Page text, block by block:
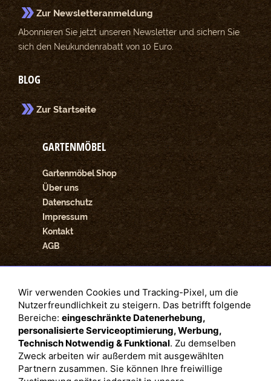
Zur Newsletteranmeldung
Abonnieren Sie jetzt unseren Newsletter und sichern Sie
sich den Neukundenrabatt von 10 Euro.
BLOG
Zur Startseite
GARTENMÖBEL
Gartenmöbel Shop
Über uns
Datenschutz
Impressum
Kontakt
AGB
Facebook
Instagram
Wir verwenden Cookies und Tracking-Pixel, um die
Nutzerfreundlichkeit zu steigern. Das betrifft folgende
Bereiche: eingeschränkte Datenerhebung,
personalisierte Serviceoptimierung, Werbung,
Technisch Notwendig & Funktional. Zu demselben
Zweck arbeiten wir außerdem mit ausgewählten
Partnern zusammen. Sie können Ihre freiwillige